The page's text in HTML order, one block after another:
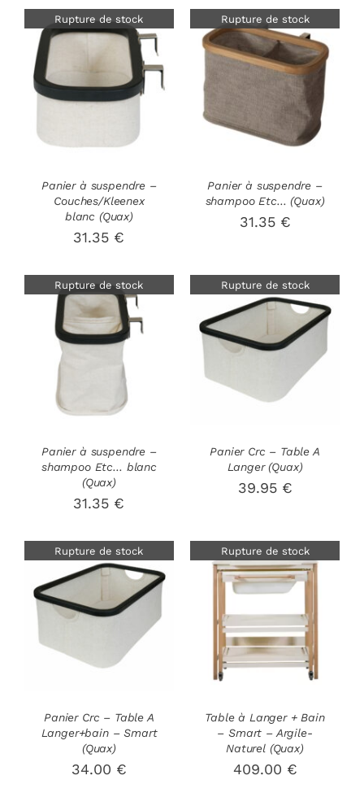
Rupture de stock
DÉTAILS
Panier à suspendre –
Couches/Kleenex
blanc (Quax)
31.35 €
Rupture de stock
Panier à suspendre –
shampoo Etc… (Quax)
31.35 €
Rupture de stock
Panier à suspendre –
shampoo Etc… blanc
(Quax)
31.35 €
Rupture de stock
DÉTAILS
Panier Crc – Table A
Langer (Quax)
39.95 €
Rupture de stock
DÉTAILS
Panier Crc – Table A
Langer+bain – Smart
(Quax)
34.00 €
Rupture de stock
Table à Langer + Bain
– Smart – Argile-
Naturel (Quax)
409.00 €